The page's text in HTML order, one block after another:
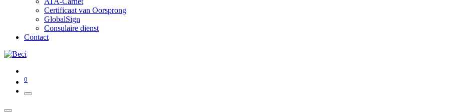
Certificaat van Oorsprong
GlobalSign
Consulaire dienst
Contact
0